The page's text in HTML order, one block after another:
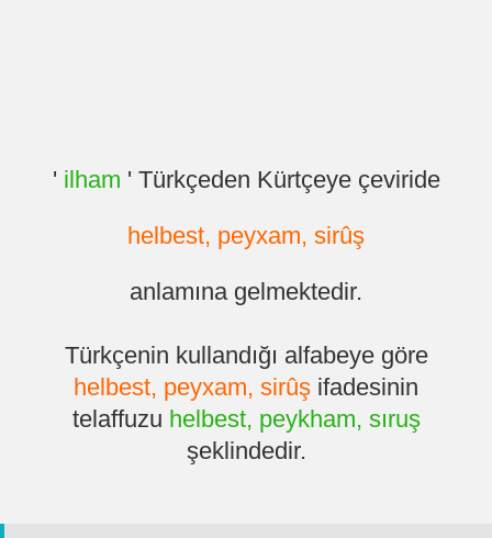
' ilham ' Türkçeden Kürtçeye çeviride
helbest, peyxam, sirûş
anlamına gelmektedir.
Türkçenin kullandığı alfabeye göre
helbest, peyxam, sirûş ifadesinin
telaffuzu helbest, peykham, sıruş
şeklindedir.